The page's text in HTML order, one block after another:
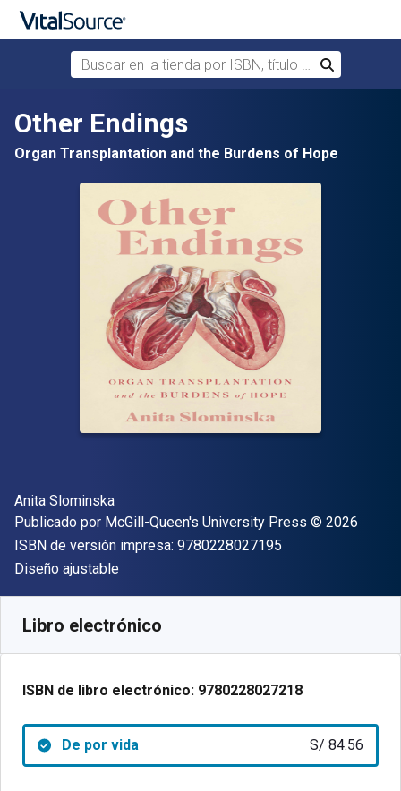
Saltar al contenido principal
Buscar en la tienda por ISBN, título o autor
Buscar
Other Endings
Organ Transplantation and the Burdens of Hope
Autor(es)
Anita Slominska
Editor
Publicado por McGill-Queen's University Press Copyright
© 2026
ISBN de versión impresa: 9780228027195
Formato
Diseño ajustable
Libro electrónico
ISBN de libro electrónico: 9780228027218
De por vida S/ 84.56